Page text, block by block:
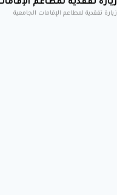
زيارة تفقدية لمطاعم
زيارة تفقدية لمطاعم الإقامات الجامعية